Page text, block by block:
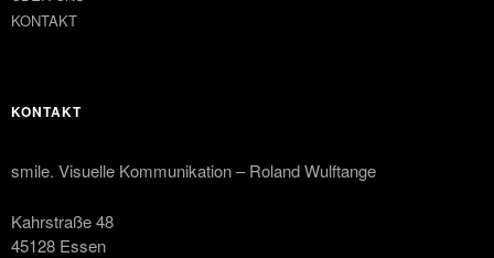
KONTAKT
KONTAKT
smile. Visuelle Kommunikation – Roland Wulftange
Kahrstraße 48
45128 Essen